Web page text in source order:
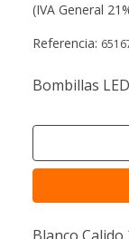
(IVA General
Referencia:
Bombillas